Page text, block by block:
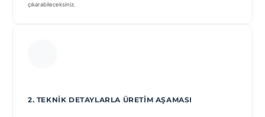
çıkarabileceksiniz.
2. TEKNIK DETAYLARLA ÜRETIM AŞAMASI